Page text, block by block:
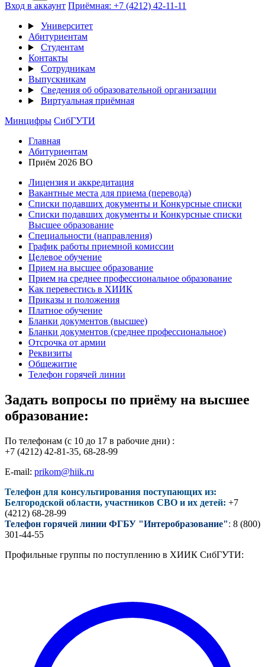
Вход в аккаунт Приёмная: +7 (4212) 42-11-11
Университет
Абитуриентам
Студентам
Контакты
Сотрудникам
Выпускникам
Сведения об образовательной организации
Виртуальная приёмная
Минцифры СибГУТИ
Главная
Абитуриентам
Приём 2026 ВО
Лицензия и аккредитация
Вакантные места для приема (перевода)
Списки подавших документы и Конкурсные списки
Списки подавших документы и Конкурсные списки
Высшее образование
Специальности (направления)
График работы приемной комиссии
Целевое обучение
Прием на высшее образование
Прием на среднее профессиональное образование
Как перевестись в ХИИК
Приказы и положения
Платное обучение
Бланки документов (высшее)
Бланки документов (среднее профессиональное)
Отсрочка от армии
Реквизиты
Общежитие
Телефон горячей линии
Задать вопросы по приёму на высшее
образование:
По телефонам (с 10 до 17 в рабочие дни) :
+7 (4212) 42-81-35, 68-28-99
E-mail: prikom@hiik.ru
Телефон для консультирования поступающих из:
Белгородской области, участников СВО и их детей: +7
(4212) 68-28-99
Телефон горячей линии ФГБУ "Интеробразование": 8 (800)
301-44-55
Профильные группы по поступлению в ХИИК СибГУТИ: